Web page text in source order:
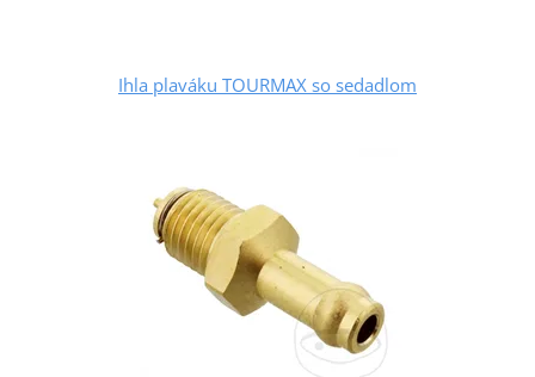
Ihla plaváku TOURMAX so sedadlom